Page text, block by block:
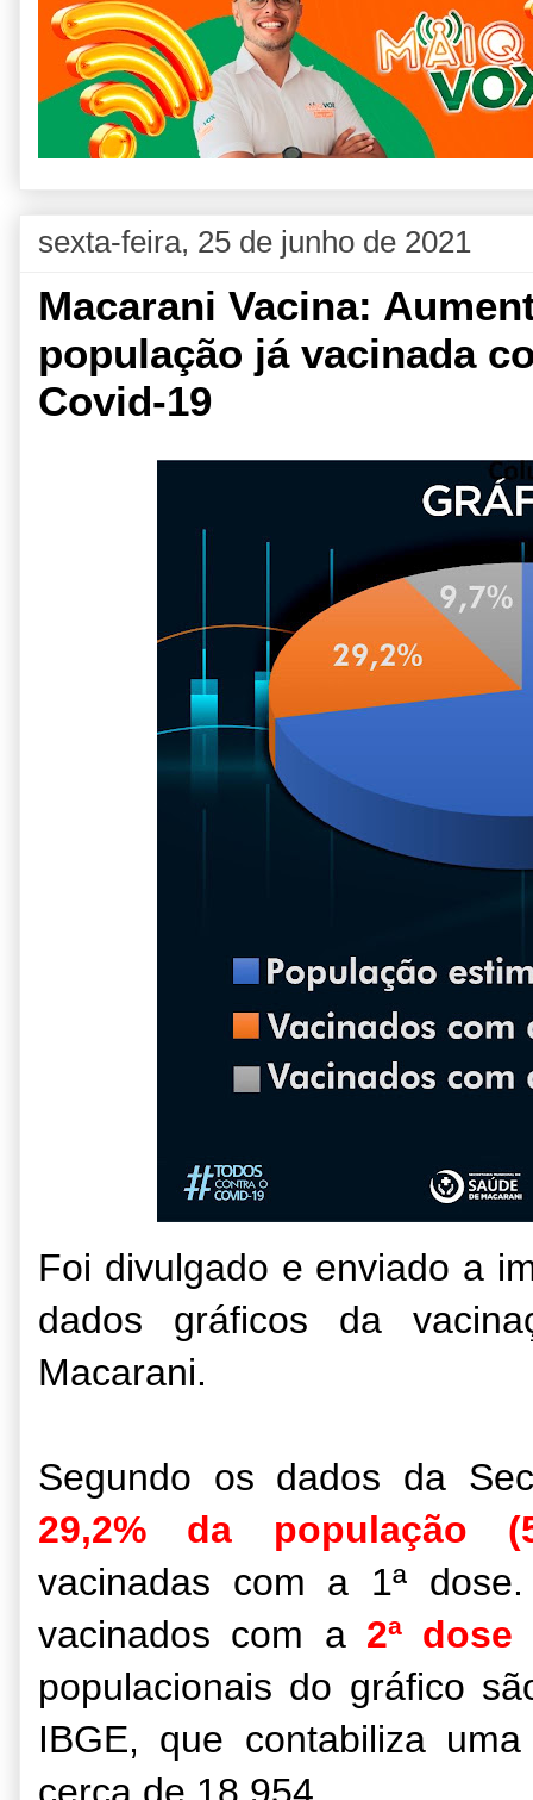
sexta-feira, 25 de junho de 2021
Macarani Vacina:
população já vacinada
Covid-19
Foi divulgado e enviado a
dados gráficos da
Macarani.
Segundo os dados da
29,2% da população
vacinadas com a 1ª
vacinados com a 2ª dose
populacionais do gráfico
IBGE, que contabiliza
cerca de 18.954.